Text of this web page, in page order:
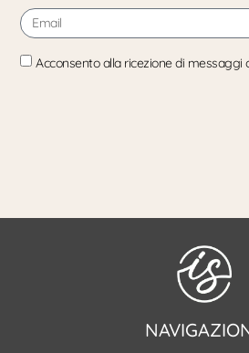
Acconsento alla ricezione di messaggi